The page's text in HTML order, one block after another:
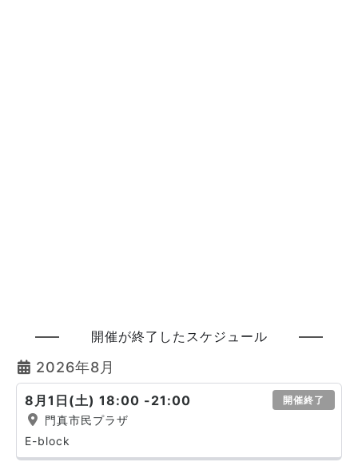
開催が終了したスケジュール
2026年8月
8月1日(土) 18:00 -21:00 開催終了
門真市民プラザ
E-block